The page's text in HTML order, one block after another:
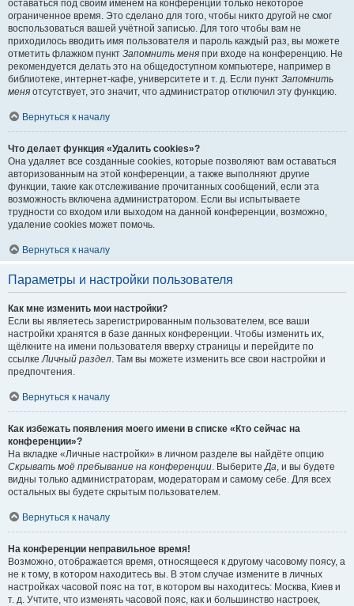
оставаться под своим именем на конференции только некоторое
ограниченное время. Это сделано для того, чтобы никто другой не смог
воспользоваться вашей учётной записью. Для того чтобы вам не
приходилось вводить имя пользователя и пароль каждый раз, вы можете
отметить флажком пункт Запомнить меня при входе на конференцию. Не
рекомендуется делать это на общедоступном компьютере, например в
библиотеке, интернет-кафе, университете и т. д. Если пункт Запомнить
меня отсутствует, это значит, что администратор отключил эту функцию.
Вернуться к началу
Что делает функция «Удалить cookies»?
Она удаляет все созданные cookies, которые позволяют вам оставаться
авторизованным на этой конференции, а также выполняют другие
функции, такие как отслеживание прочитанных сообщений, если эта
возможность включена администратором. Если вы испытываете
трудности со входом или выходом на данной конференции, возможно,
удаление cookies может помочь.
Вернуться к началу
Параметры и настройки пользователя
Как мне изменить мои настройки?
Если вы являетесь зарегистрированным пользователем, все ваши
настройки хранятся в базе данных конференции. Чтобы изменить их,
щёлкните на имени пользователя вверху страницы и перейдите по
ссылкеЛичный раздел. Там вы можете изменить все свои настройки и
предпочтения.
Вернуться к началу
Как избежать появления моего имени в списке «Кто сейчас на
конференции»?
На вкладке «Личные настройки» в личном разделе вы найдёте опцию
Скрывать моё пребывание на конференции. ВыберитеДа, и вы будете
видны только администраторам, модераторам и самому себе. Для всех
остальных вы будете скрытым пользователем.
Вернуться к началу
На конференции неправильное время!
Возможно, отображается время, относящееся к другому часовому поясу, а
не к тому, в котором находитесь вы. В этом случае измените в личных
настройках часовой пояс на тот, в котором вы находитесь: Москва, Киев и
т. д. Учтите, что изменять часовой пояс, как и большинство настроек,